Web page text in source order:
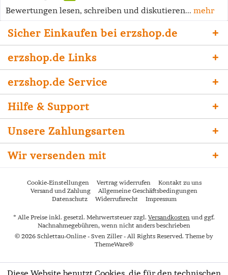
Bewertungen lesen, schreiben und diskutieren... mehr
Sicher Einkaufen bei erzshop.de
erzshop.de Links
erzshop.de Service
Hilfe & Support
Unsere Zahlungsarten
Wir versenden mit
Cookie-Einstellungen Vertrag widerrufen
Kontakt zu uns
Versand und Zahlung
Allgemeine Geschäftsbedingungen
Datenschutz
Widerrufsrecht Impressum
* Alle Preise inkl. gesetzl. Mehrwertsteuer zzgl. Versandkosten und ggf.
Nachnahmegebühren, wenn nicht anders beschrieben
© 2026 Schlettau-Online - Sven Ziller - All Rights Reserved. Theme by
ThemeWare®
Diese Website benutzt Cookies, die für den technischen